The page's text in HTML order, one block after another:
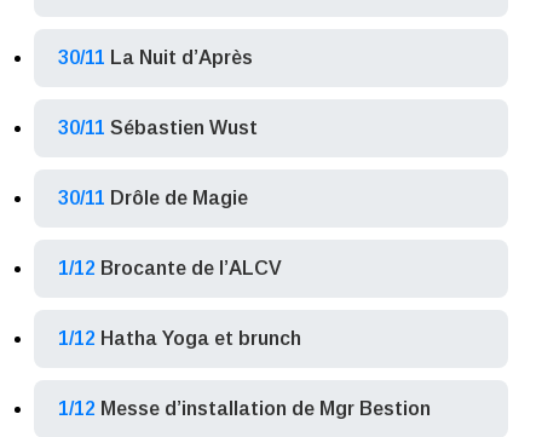
30/11 La Nuit d’Après
30/11 Sébastien Wust
30/11 Drôle de Magie
1/12 Brocante de l’ALCV
1/12 Hatha Yoga et brunch
1/12 Messe d’installation de Mgr Bestion